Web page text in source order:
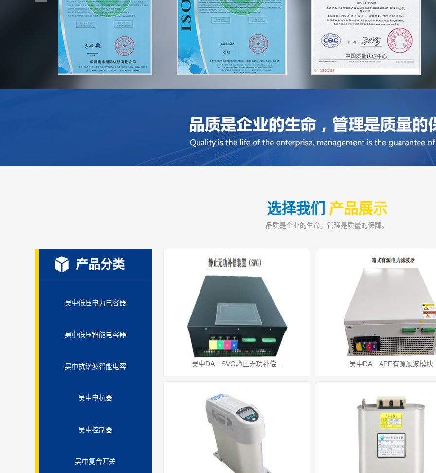
选择我们 产品展示
品质是企业的生命，管理是质量的保障。
产品分类
吴中低压电力电容器
吴中低压智能电容器
吴中抗谐波智能电容
吴中电抗器
吴中控制器
吴中复合开关
吴中DA－SVG静止无功补偿... 吴中DA－APF有源滤波模块